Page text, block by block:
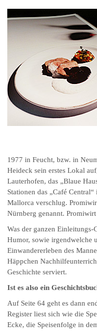
1977 in Feucht, bzw. in
Heideck sein erstes Lokal
Lauterhofen, das „Blaue
Stationen das „Café
Mallorca verschlug.
Nürnberg genannt.
Was der ganzen
Humor, sowie irgendwelche
Einwandererleben des
Häppchen
Geschichte serviert.
Ist es also ein
Auf Seite 64 geht es dann
Register liest sich wie die
Ecke, die Speisenfolge in